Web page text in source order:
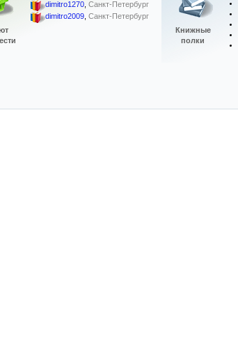
dimitro1270, Санкт-Петербург
dimitro2009, Санкт-Петербург
Книжные
полки